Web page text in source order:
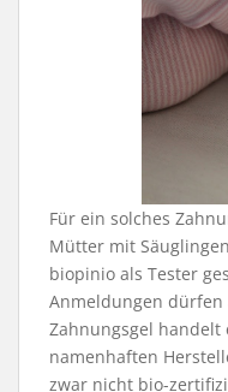
Für ein solches
Mütter mit
biopinio als Tester
Anmeldungen dürfen
Zahnungsgel handelt
namenhaften
zwar nicht bio-